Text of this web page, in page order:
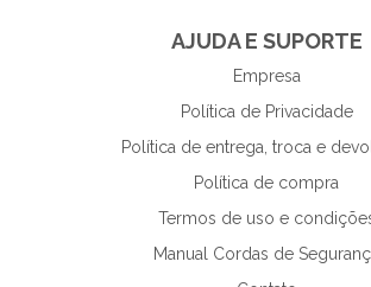
AJUDA E SUPORTE
Empresa
Política de Privacidade
Política de entrega, troca e
Política de compra
Termos de uso e
Manual Cordas de